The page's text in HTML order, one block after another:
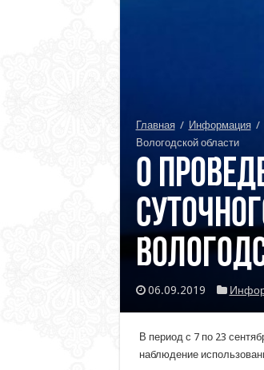
Главная / Информация /
Вологодской области
О
06.09.2019
В период с 7 по 23
наблюдение